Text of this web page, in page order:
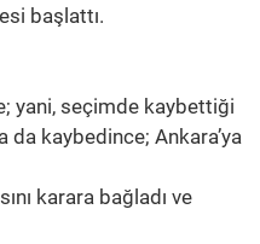
başlattı.
yani, seçimde kaybettiği
da kaybedince; Ankara’ya
karara bağladı ve